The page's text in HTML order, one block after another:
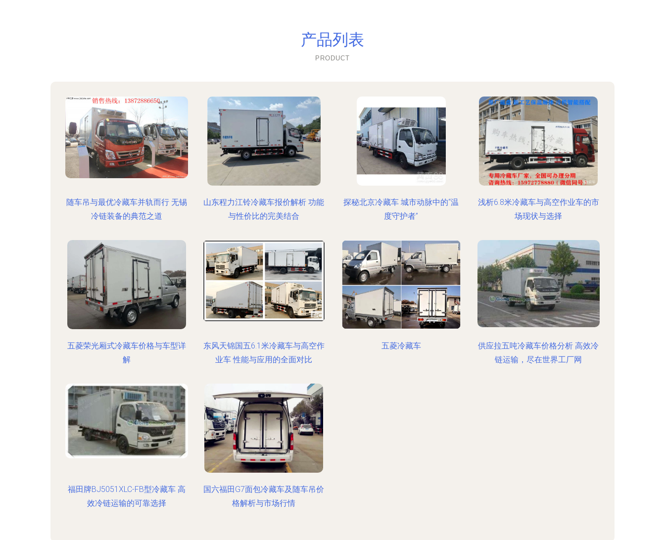
产品列表
PRODUCT
随车吊与最优冷藏车并轨而行 无锡
冷链装备的典范之道
山东程力江铃冷藏车报价解析 功能
与性价比的完美结合
探秘北京冷藏车 城市动脉中的“温
度守护者”
浅析6.8米冷藏车与高空作业车的市
场现状与选择
五菱荣光厢式冷藏车价格与车型详
解
东风天锦国五6.1米冷藏车与高空作
业车 性能与应用的全面对比
五菱冷藏车
供应拉五吨冷藏车价格分析 高效冷
链运输，尽在世界工厂网
福田牌BJ5051XLC-FB型冷藏车 高
效冷链运输的可靠选择
国六福田G7面包冷藏车及随车吊价
格解析与市场行情